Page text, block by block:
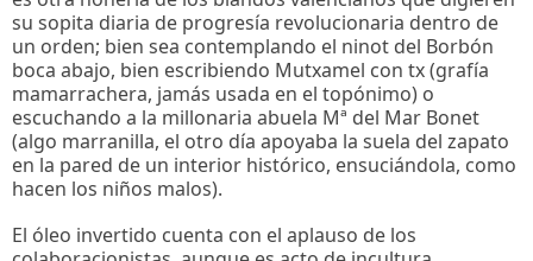
su sopita diaria de progresía revolucionaria dentro de
un orden; bien sea contemplando el ninot del Borbón
boca abajo, bien escribiendo Mutxamel con tx (grafía
mamarrachera, jamás usada en el topónimo) o
escuchando a la millonaria abuela Mª del Mar Bonet
(algo marranilla, el otro día apoyaba la suela del zapato
en la pared de un interior histórico, ensuciándola, como
hacen los niños malos).
El óleo invertido cuenta con el aplauso de los